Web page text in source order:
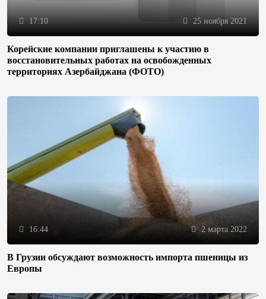
17:10 25 ноября 2021
Корейские компании приглашены к участию в
восстановительных работах на освобожденных
территориях Азербайджана (ФОТО)
16:44 2 марта 2022
В Грузии обсуждают возможность импорта пшеницы из
Европы